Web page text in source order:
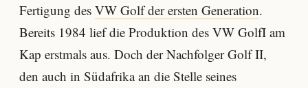
Fertigung des VW Golf der ersten Generation.
Bereits 1984 lief die Produktion des VW GolfI am
Kap erstmals aus. Doch der Nachfolger Golf II,
den auch in Südafrika an die Stelle seines